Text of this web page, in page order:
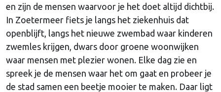
en zijn de mensen waarvoor je het doet altijd dichtbij.
In Zoetermeer fiets je langs het ziekenhuis dat
openblijft, langs het nieuwe zwembad waar kinderen
zwemles krijgen, dwars door groene woonwijken
waar mensen met plezier wonen. Elke dag zie en
spreek je de mensen waar het om gaat en probeer je
de stad samen een beetje mooier te maken. Daar ligt